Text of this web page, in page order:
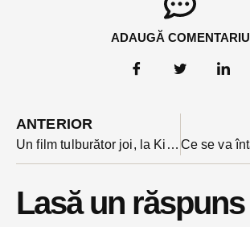
ADAUGĂ COMENTARIU
ANTERIOR
Un film tulburător joi, la Kinedok, în stagiunea de film documentar din Bistrița: ”Apropierea”
Lasă un răspuns